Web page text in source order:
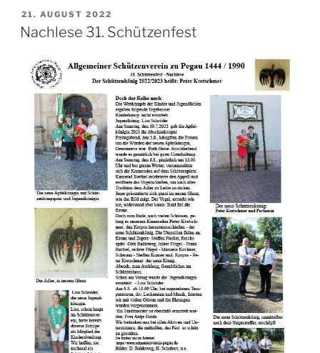
VERÖFFENTLICHT
AM
21. AUGUST 2022
Nachlese 31. Schützenfest